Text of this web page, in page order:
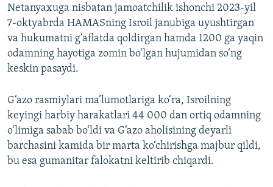
Netanyaxuga nisbatan jamoatchilik ishonchi 2023-yil
7-oktyabrda HAMASning Isroil janubiga uyushtirgan
va hukumatni g‘aflatda qoldirgan hamda 1200 ga yaqin
odamning hayotiga zomin bo‘lgan hujumidan so‘ng
keskin pasaydi.
G‘azo rasmiylari ma’lumotlariga ko‘ra, Isroilning
keyingi harbiy harakatlari 44 000 dan ortiq odamning
o‘limiga sabab bo‘ldi va G‘azo aholisining deyarli
barchasini kamida bir marta ko‘chirishga majbur qildi,
bu esa gumanitar falokatni keltirib chiqardi.